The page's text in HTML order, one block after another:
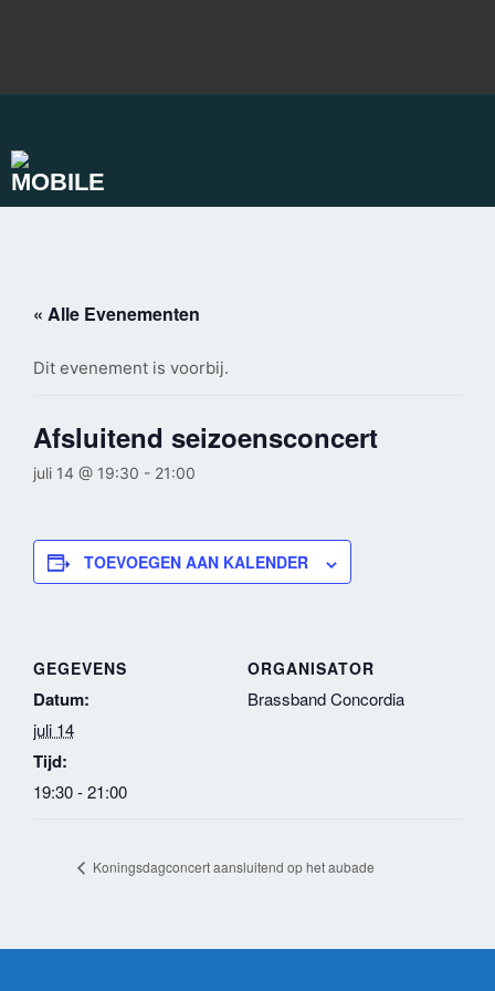
« Alle Evenementen
Dit evenement is voorbij.
Afsluitend seizoensconcert
juli 14 @ 19:30 - 21:00
TOEVOEGEN AAN KALENDER
GEGEVENS
Datum:
juli 14
Tijd:
19:30 - 21:00
ORGANISATOR
Brassband Concordia
Koningsdagconcert aansluitend op het aubade